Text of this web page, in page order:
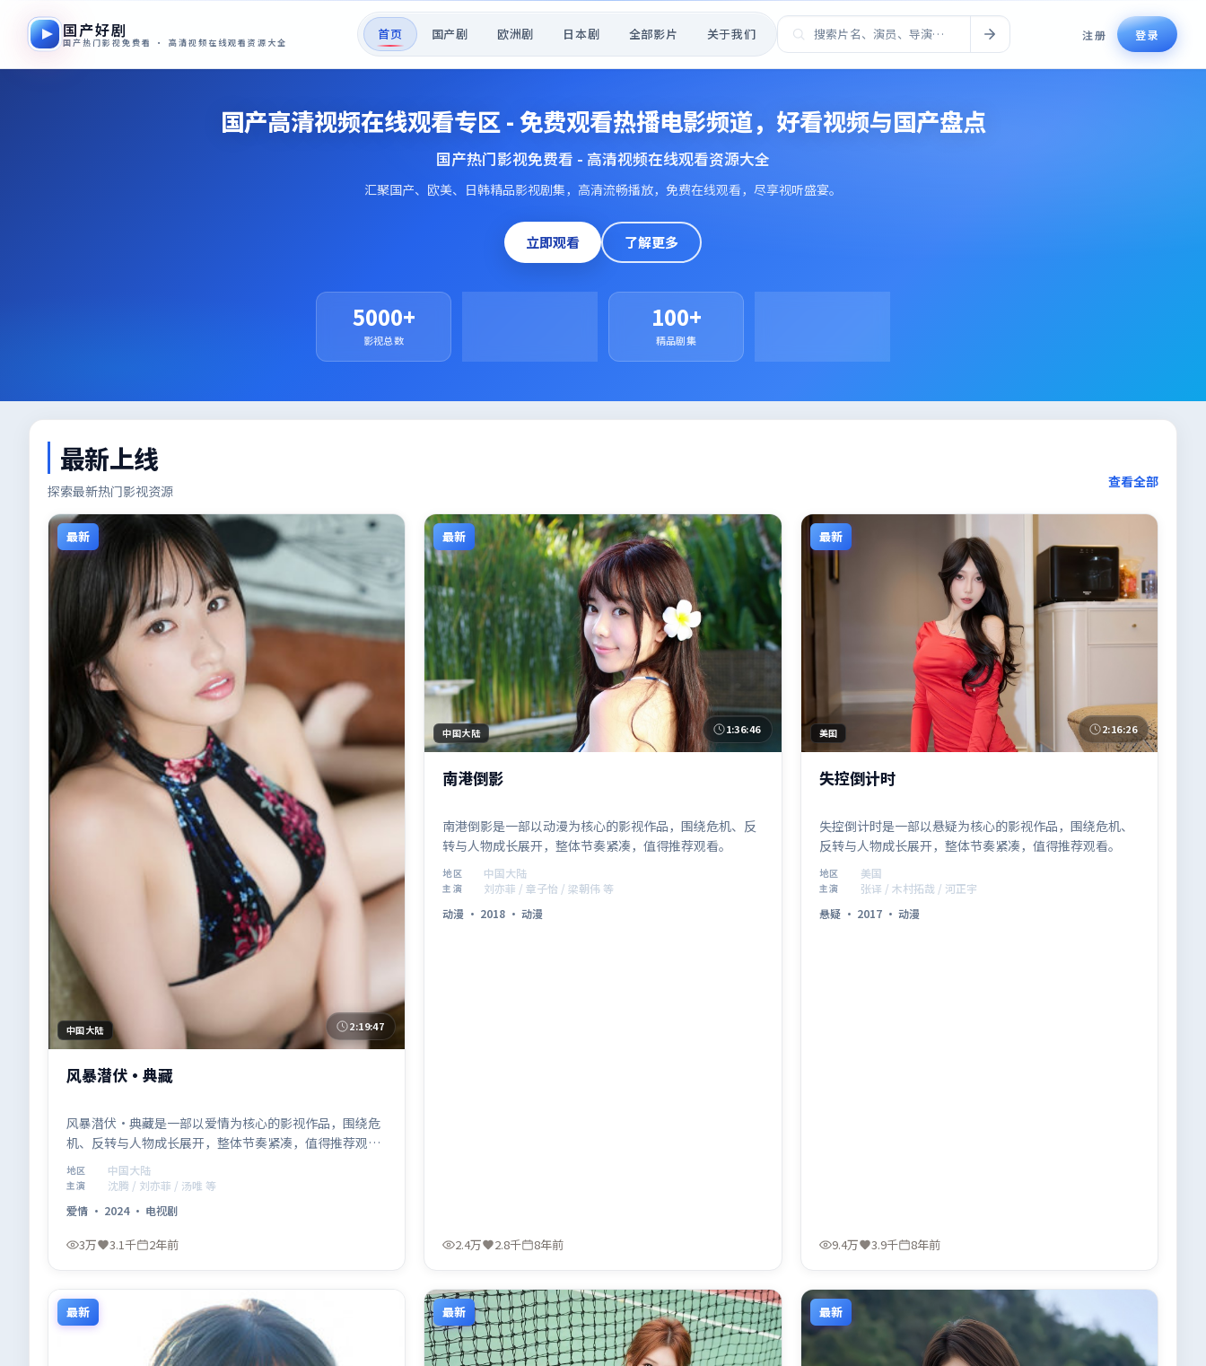
国产好剧
国产热门影视免费看 · 高清视频在线观看资源大全 首页 国产剧 欧洲剧 日本剧 全部影片 关于我们 注册 登录
国产高清视频在线观看专区 - 免费观看热播电影频道，好看视频与国产盘点
国产热门影视免费看 - 高清视频在线观看资源大全
汇聚国产、欧美、日韩精品影视剧集，高清流畅播放，免费在线观看，尽享视听盛宴。
立即观看 了解更多
5000+
影视总数
100+
精品剧集
最新上线
探索最新热门影视资源
查看全部
最新
中国大陆 2:19:47
风暴潜伏·典藏
风暴潜伏·典藏是一部以爱情为核心的影视作品，围绕危
机、反转与人物成长展开，整体节奏紧凑，值得推荐观
看。
地区 中国大陆
主演
沈腾 / 刘亦菲 / 汤唯 等
爱情 · 2024· 电视剧
3万 3.1千 2年前
最新
中国大陆 1:36:46
南港倒影
南港倒影是一部以动漫为核心的影视作品，围绕危机、反
转与人物成长展开，整体节奏紧凑，值得推荐观看。
地区 中国大陆
主演
刘亦菲 / 章子怡 / 梁朝伟 等
动漫 · 2018 ·动漫
2.4万 2.8千 8年前
最新
美国 2:16:26
失控倒计时
失控倒计时是一部以悬疑为核心的影视作品，围绕危机、
反转与人物成长展开，整体节奏紧凑，值得推荐观看。
地区 美国
主演
张译 / 木村拓哉 / 河正宇
悬疑· 2017· 动漫
9.4万 3.9千 8年前
最新 最新 最新